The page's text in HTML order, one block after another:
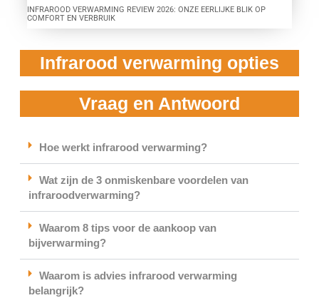
INFRAROOD VERWARMING REVIEW 2026: ONZE EERLIJKE BLIK OP
COMFORT EN VERBRUIK
Infrarood verwarming opties
Vraag en Antwoord
Hoe werkt infrarood verwarming?
Wat zijn de 3 onmiskenbare voordelen van
infraroodverwarming?
Waarom 8 tips voor de aankoop van
bijverwarming?
Waarom is advies infrarood verwarming
belangrijk?